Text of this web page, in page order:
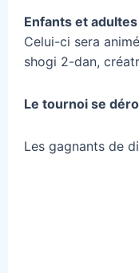
Enfants et
Celui-ci sera
shogi 2-dan,
Le tournoi se
Les gagnants de